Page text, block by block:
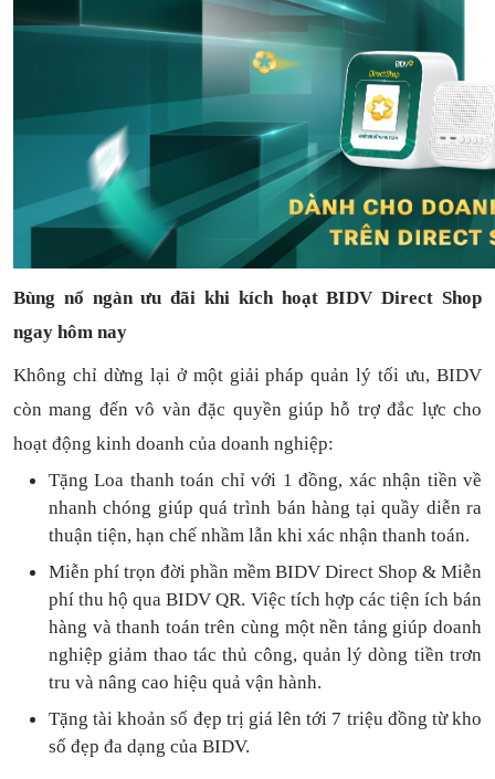
Bùng nổ ngàn ưu đãi khi kích hoạt BIDV Direct Shop
ngay hôm nay
Không chỉ dừng lại ở một giải pháp quản lý tối ưu, BIDV
còn mang đến vô vàn đặc quyền giúp hỗ trợ đắc lực cho
hoạt động kinh doanh của doanh nghiệp:
Tặng Loa thanh toán chỉ với 1đồng, xác nhận tiền về
nhanh chóng giúp quá trình bán hàng tại quầy diễn ra
thuận tiện, hạn chế nhầm lẫn khi xác nhận thanh toán.
Miễn phí trọn đời phần mềm BIDV Direct Shop & Miễn
phí thu hộ qua BIDV QR. Việc tích hợp các tiện ích bán
hàng và thanh toántrên cùng một nền tảng giúp doanh
nghiệp giảm thao tác thủ công, quản lý dòng tiền trơn
tru và nâng cao hiệu quả vận hành.
Tặngtài khoản số đẹp trị giá lên tới 7 triệu đồng từ kho
số đẹp đa dạng của BIDV.